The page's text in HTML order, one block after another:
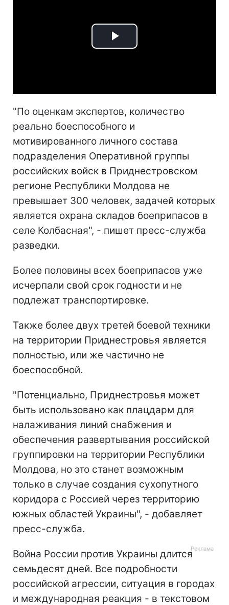
Play
"По оценкам экспертов, количество
реально боеспособного и
мотивированного личного состава
подразделения Оперативной группы
российских войск в Приднестровском
регионе Республики Молдова не
превышает 300 человек, задачей которых
является охрана складов боеприпасов в
селе Колбасная", - пишет пресс-служба
разведки.
Более половины всех боеприпасов уже
исчерпали свой срок годности и не
подлежат транспортировке.
Также более двух третей боевой техники
на территории Приднестровья является
полностью, или же частично не
боеспособной.
"Потенциально, Приднестровья может
быть использовано как плацдарм для
налаживания линий снабжения и
обеспечения развертывания российской
группировки на территории Республики
Молдова, но это станет возможным
только в случае создания сухопутного
коридора с Россией через территорию
южных областей Украины", - добавляет
пресс-служба.
Война России против Украины длится
семьдесят дней. Все подробности
российской агрессии, ситуация в городах
и международная реакция - в текстовом